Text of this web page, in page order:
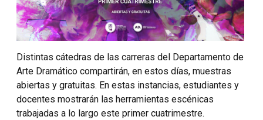
Distintas cátedras de las carreras del Departamento de
Arte Dramático compartirán, en estos días, muestras
abiertas y gratuitas. En estas instancias, estudiantes y
docentes mostrarán las herramientas escénicas
trabajadas a lo largo este primer cuatrimestre.